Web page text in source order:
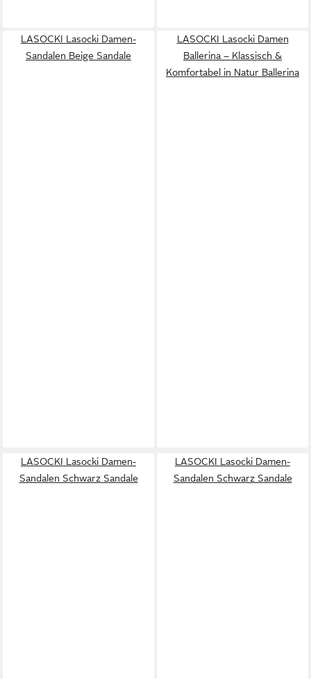
LASOCKI Lasocki Damen-
Sandalen Beige Sandale
LASOCKI Lasocki Damen
Ballerina – Klassisch &
Komfortabel in Natur Ballerina
LASOCKI Lasocki Damen-
Sandalen Schwarz Sandale
LASOCKI Lasocki Damen-
Sandalen Schwarz Sandale